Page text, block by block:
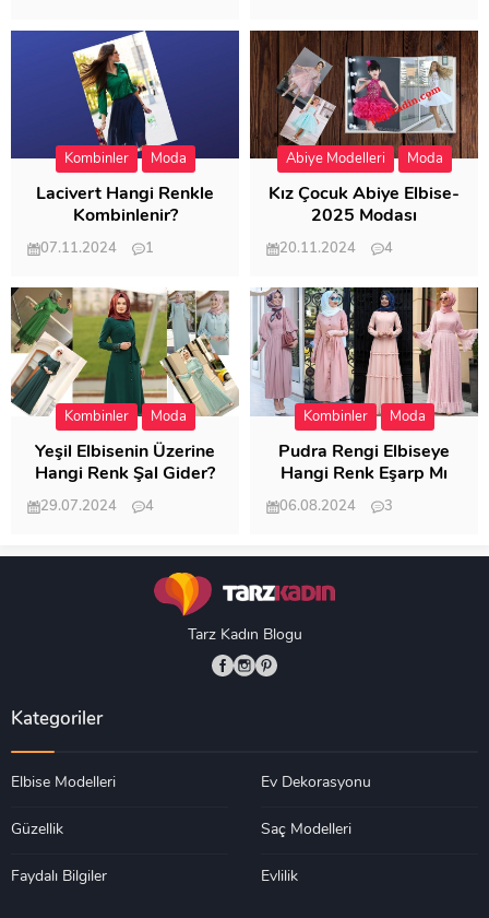
Kombinler Moda
Lacivert Hangi Renkle
Kombinlenir?
07.11.2024
1
Abiye Modelleri Moda
Kız Çocuk Abiye Elbise-
2025 Modası
20.11.2024
4
Kombinler Moda
Yeşil Elbisenin Üzerine
Hangi Renk Şal Gider?
29.07.2024
4
Kombinler Moda
Pudra Rengi Elbiseye
Hangi Renk Eşarp Mı
Dedi Birisi
06.08.2024
3
Tarz Kadın Blogu
Kategoriler
Elbise Modelleri Ev Dekorasyonu
Güzellik Saç Modelleri
Faydalı Bilgiler Evlilik